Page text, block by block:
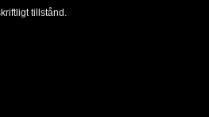
tillstånd.